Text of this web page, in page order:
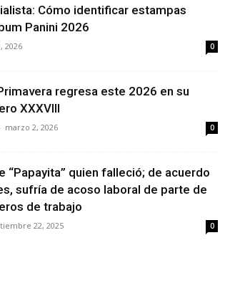
Cómo identificar estampas
Panini 2026
2026 0
regresa este 2026 en su
XXXVIII
- marzo 2, 2026 0
“Papayita” quien falleció; de acuerdo
sufría de acoso laboral de parte de
de trabajo
22, 2025 0